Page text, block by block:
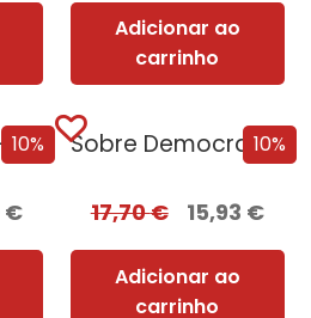
Adicionar ao
carrinho
10%
Dinheiro: Uma História da Humanidade
€
10%
Sobre Democracias e Cultos de Morte
17,70€ 15,93 €
Adicionar ao
carrinho